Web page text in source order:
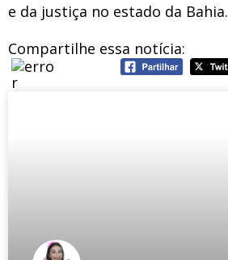
e da justiça no estado da Bahia.
Compartilhe essa notícia: